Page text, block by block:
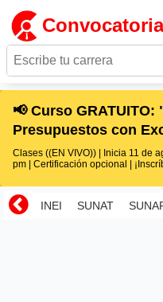
📢 Curso GRATUITO:
Presupuestos con
Clases ((EN VIVO)) | Inicia 11 de
pm | Certificación opcional |
INEI SUNAT